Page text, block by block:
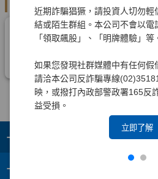
近期詐騙猖獗，請投資人切勿輕
結或陌生群組。本公司不會以電
「領取飆股」、「明牌體驗」等
如果您發現社群媒體中有任何假
請洽本公司反詐騙專線
映，或撥打內政部警政署165反
益受損。
立即了解
+
+